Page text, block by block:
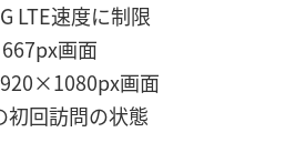
LTE速度に制限
画面
画面
初回訪問の状態